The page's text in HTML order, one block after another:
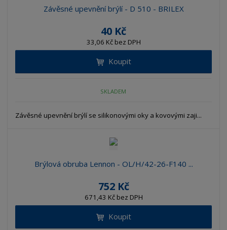
Závěsné upevnění brýlí - D 510 - BRILEX
40 Kč
33,06 Kč bez DPH
Koupit
SKLADEM
Závěsné upevnění brýlí se silikonovými oky a kovovými zaji...
Brýlová obruba Lennon - OL/H/42-26-F140 ...
752 Kč
671,43 Kč bez DPH
Koupit